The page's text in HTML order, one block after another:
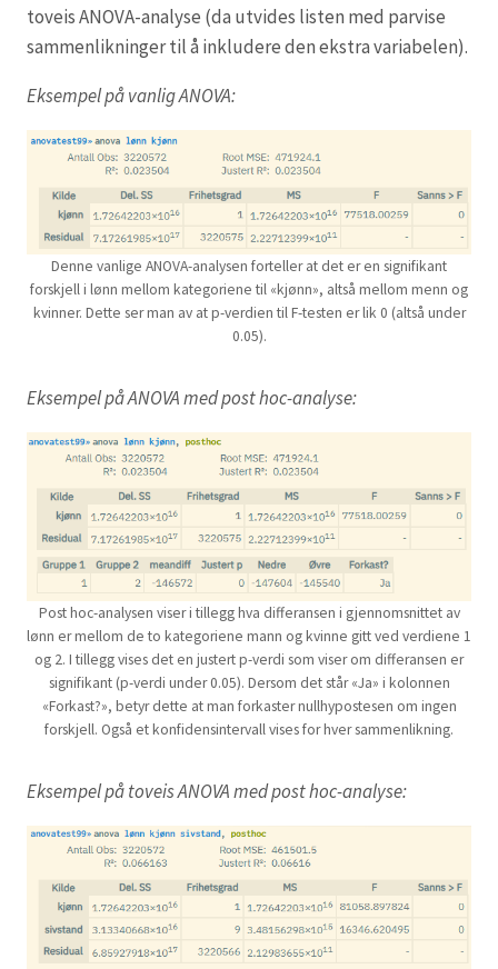
toveis ANOVA-analyse (da utvides listen med parvise
sammenlikninger til å inkludere den ekstra variabelen).
Eksempel på vanlig ANOVA:
Denne vanlige ANOVA-analysen forteller at det er en signifikant
forskjell i lønn mellom kategoriene til «kjønn», altså mellom menn og
kvinner. Dette ser man av at p-verdien til F-testen er lik 0 (altså under
0.05).
Eksempel på ANOVA med post hoc-analyse:
Post hoc-analysen viser i tillegg hva differansen i gjennomsnittet av
lønn er mellom de to kategoriene mann og kvinne gitt ved verdiene 1
og 2. I tillegg vises det en justert p-verdi som viser om differansen er
signifikant (p-verdi under 0.05). Dersom det står «Ja» i kolonnen
«Forkast?», betyr dette at man forkaster nullhypostesen om ingen
forskjell. Også et konfidensintervall vises for hver sammenlikning.
Eksempel på toveis ANOVA med post hoc-analyse: